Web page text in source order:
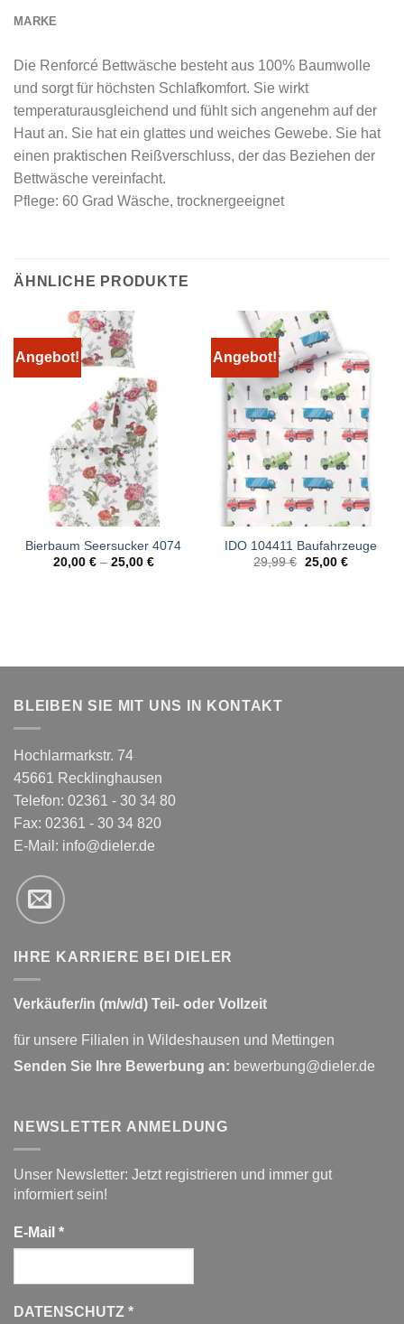
MARKE
Die Renforcé Bettwäsche besteht aus 100% Baumwolle
und sorgt für höchsten Schlafkomfort. Sie wirkt
temperaturausgleichend und fühlt sich angenehm auf der
Haut an. Sie hat ein glattes und weiches Gewebe. Sie hat
einen praktischen Reißverschluss, der das Beziehen der
Bettwäsche vereinfacht.
Pflege: 60 Grad Wäsche, trocknergeeignet
ÄHNLICHE PRODUKTE
Angebot!
Bierbaum Seersucker 4074
20,00 €– 25,00 €
Angebot!
IDO 104411 Baufahrzeuge
29,99€ Ursprünglicher
25,00 €Aktueller
BLEIBEN SIE MIT UNS IN KONTAKT
Hochlarmarkstr. 74
45661 Recklinghausen
Telefon: 02361 - 30 34 80
Fax: 02361 - 30 34 820
E-Mail: info@dieler.de
IHRE KARRIERE BEI DIELER
Verkäufer/in (m/w/d) Teil- oder Vollzeit
für unsere Filialen in Wildeshausen und Mettingen
Senden Sie Ihre Bewerbung an: bewerbung@dieler.de
NEWSLETTER ANMELDUNG
Unser Newsletter: Jetzt registrieren und immer gut
informiert sein!
E-Mail *
DATENSCHUTZ *